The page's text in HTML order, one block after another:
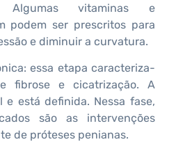
Algumas vitaminas e
podem ser prescritos para
e diminuir a curvatura.
essa etapa caracteriza-
fibrose e cicatrização. A
está definida. Nessa fase,
são as intervenções
de próteses penianas.